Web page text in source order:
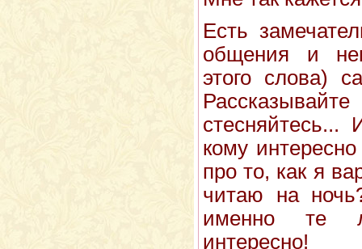
Есть
общения и
этого слова)
кому
про то, как я
читаю на
именно те